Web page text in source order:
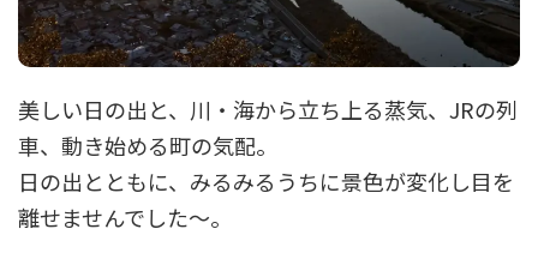
美しい日の出と、川・海から立ち上る蒸気、JRの列
車、動き始める町の気配。
日の出とともに、みるみるうちに景色が変化し目を
離せませんでした～。